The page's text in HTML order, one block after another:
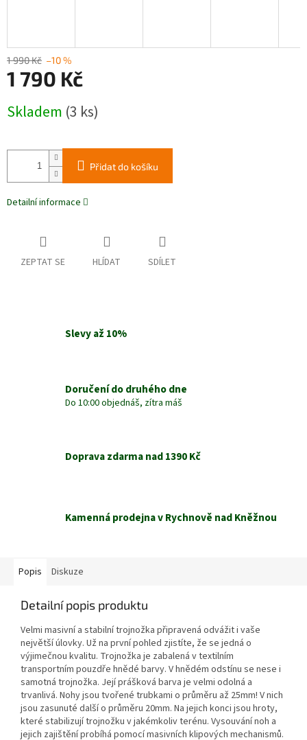
1 990 Kč –10 %
1 790 Kč
cena:
Skladem (3 ks)
Přidat do košíku
Detailní informace
ZEPTAT SE HLÍDAT SDÍLET
Slevy až 10%
Doručení do druhého dne
Do 10:00 objednáš, zítra máš
Doprava zdarma nad 1390 Kč
Kamenná prodejna v Rychnově nad Kněžnou
Popis Diskuze
Detailní popis produktu
Velmi masivní a stabilní trojnožka připravená odvážit i vaše
největší úlovky. Už na první pohled zjistíte, že se jedná o
výjimečnou kvalitu. Trojnožka je zabalená v textilním
transportním pouzdře hnědé barvy. V hnědém odstínu se nese i
samotná trojnožka. Její prášková barva je velmi odolná a
trvanlivá. Nohy jsou tvořené trubkami o průměru až 25mm! V nich
jsou zasunuté další o průměru 20mm. Na jejich konci jsou hroty,
které stabilizují trojnožku v jakémkoliv terénu. Vysouvání noh a
jejich zajištění probíhá pomocí masivních klipových mechanismů.